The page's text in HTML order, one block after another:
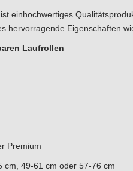
einhochwertiges
hervorragende Eigenschaften
Laufrollen
Premium
cm, 49-61 cm oder 57-76 cm